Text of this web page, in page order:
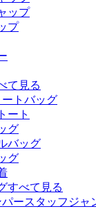
ップ
プ
て見る
ートバッグ
ート
グ
バッグ
グ
すべて見る
スタッフジャ